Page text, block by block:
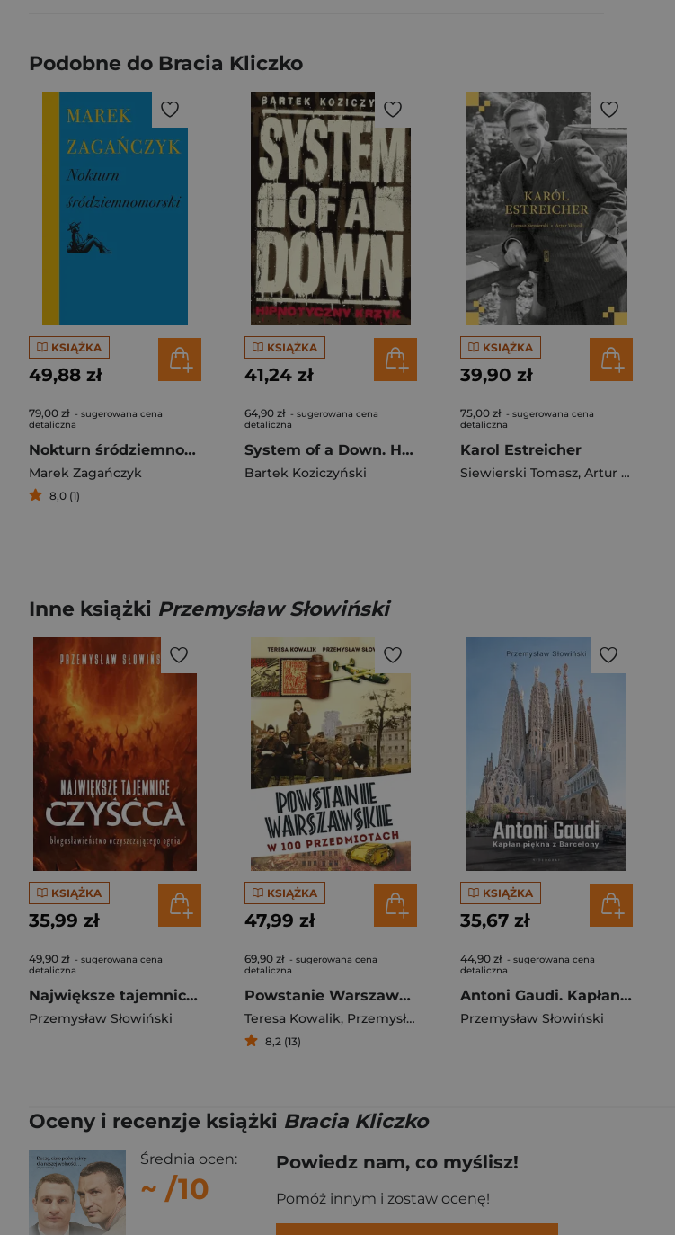
Podobne do Bracia Kliczko
KSIĄŻKA
49,88 zł
79,00 zł - sugerowana cena
detaliczna
Nokturn śródziemnomorski
Marek Zagańczyk
8,0 (1)
KSIĄŻKA
41,24 zł
64,90 zł - sugerowana cena
detaliczna
System of a Down. Hipnotyczny krzyk wyd. 2
Bartek Koziczyński
KSIĄŻKA
39,90 zł
75,00 zł - sugerowana cena
detaliczna
Karol Estreicher
Siewierski Tomasz, Artur Wójcik
Inne książki Przemysław Słowiński
KSIĄŻKA
35,99 zł
49,90 zł - sugerowana cena
detaliczna
Największe tajemnice czyśća. Błogosławieństwo oczyszczającego ognia
Przemysław Słowiński
KSIĄŻKA
47,99 zł
69,90 zł - sugerowana cena
detaliczna
Powstanie Warszawskie w 100 przedmiotach
Teresa Kowalik, Przemysław Słowiński
8,2 (13)
KSIĄŻKA
35,67 zł
44,90 zł - sugerowana cena
detaliczna
Antoni Gaudi. Kapłan piękna z Barcelony
Przemysław Słowiński
Oceny i recenzje książki Bracia Kliczko
Średnia ocen:
~ /10
Powiedz nam, co myślisz!
Pomóż innym i zostaw ocenę!